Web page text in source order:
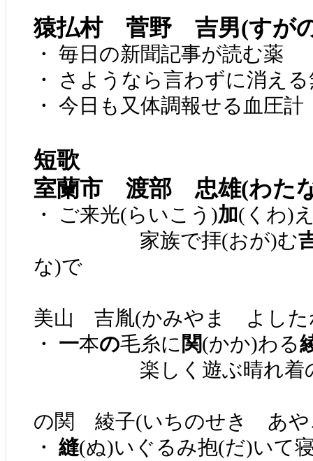
猿払村 菅野 吉男(すが
・ 毎日の新聞記事が読む薬
・ さようなら言わずに消え
・ 今日も又体調報せる血圧計
短歌
室蘭市 渡部 忠雄(わた
・ ご来光(らいこう)加(くわ)
家族で拝(おが)む
な)で
美山 吉胤(かみやま よした
・ 一本の毛糸に 関(かか)わる
楽しく遊ぶ晴れ着
の関 綾子(いちのせき あや
・ 縫(ぬ)いぐるみ抱(だ)いて